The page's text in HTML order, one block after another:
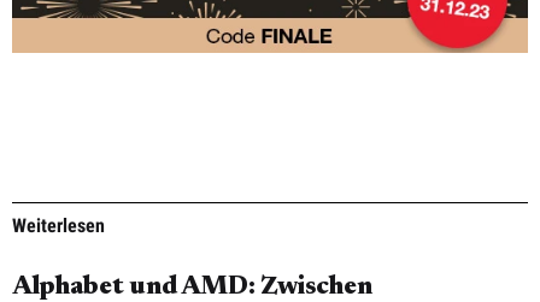
Weiterlesen
Alphabet und AMD: Zwischen